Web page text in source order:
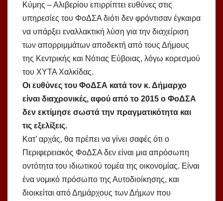
Κύμης – Αλιβερίου επιρρίπτει ευθύνες στις
υπηρεσίες του ΦοΔΣΑ διότι δεν φρόντισαν έγκαιρα
να υπάρξει εναλλακτική λύση για την διαχείριση
των απορριμμάτων αποδεκτή από τους Δήμους
της Κεντρικής και Νότιας Εύβοιας, λόγω κορεσμού
του ΧΥΤΑ Χαλκίδας.
Οι ευθύνες του ΦοΔΣΑ κατά τον κ. Δήμαρχο
είναι διαχρονικές, αφού από το 2015 ο ΦοΔΣΑ
δεν εκτίμησε σωστά την πραγματικότητα και
τις εξελίξεις.
Κατ’ αρχάς, θα πρέπει να γίνει σαφές ότι ο
Περιφερειακός ΦοΔΣΑ δεν είναι μια απρόσωπη
οντότητα του ιδιωτικού τομέα της οικονομίας. Είναι
ένα νομικό πρόσωπο της Αυτοδιοίκησης, και
διοικείται από Δημάρχους των Δήμων που